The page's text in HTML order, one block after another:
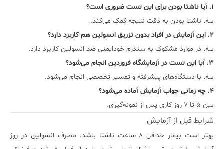
۱. آیا ناشتابودنبرای این تست ضروری است؟
بله، ناشتا بودن به دقت نتیجه کمک می‌کند.
۲. این آزمایش در افرادبدون تزریق انسولین هم کاربرد دارد؟
بله، در موارد مشکوک به سندرم خودایمنی ضد انسولین کاربرد دارد.
۳. آیا این تست در آزمایشگاه فروردین انجام می‌شود؟
بله، با دستگاه‌های پیشرفته و تفسیر تخصصی انجام می‌شود.
۴. چه زمانی جواب آزمایش آماده می‌شود؟
بین ۵ تا ۷ روز کاری پس از نمونه‌گیری.
شرایط قبل از آزمایش
بهتر است بیمار حداقل ۸ ساعت ناشتا باشد. مصرفانسولین در روز